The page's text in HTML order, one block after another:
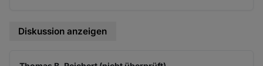
Diskussion anzeigen